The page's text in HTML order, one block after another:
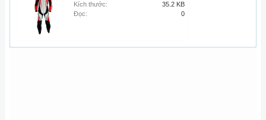
Kích thước:
35.2 KB
Đọc:
0